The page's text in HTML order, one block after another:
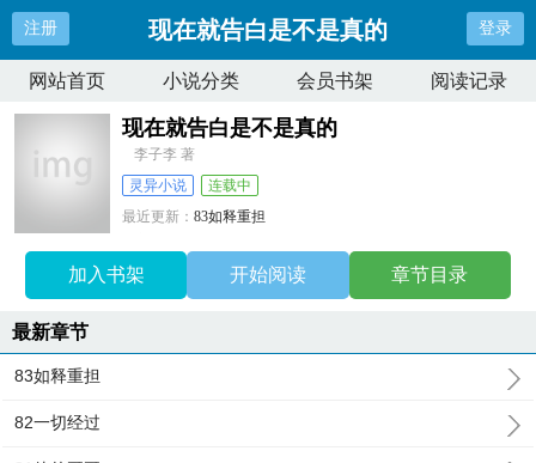
注册 现在就告白是不是真的 登录
网站首页 小说分类 会员书架 阅读记录
现在就告白是不是真的
李子李 著
灵异小说
连载中
最近更新：83如释重担
加入书架 开始阅读 章节目录
最新章节
83如释重担
82一切经过